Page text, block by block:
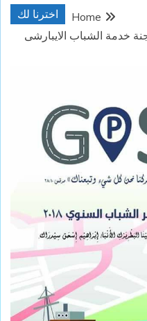
اخترنا لك
Home
خدمة الشباب الايبارشى